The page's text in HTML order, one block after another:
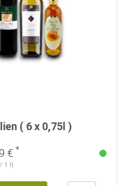
( 6 x 0,75l )
€ *
1 l)